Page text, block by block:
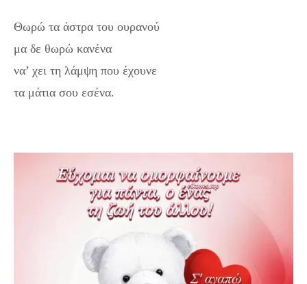
Θωρώ τα άστρα του ουρανού
μα δε θωρώ κανένα
να’ χει τη λάμψη που έχουνε
τα μάτια σου εσένα.